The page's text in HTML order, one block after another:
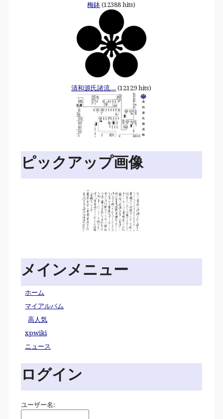
梅鉢 (12388 hits)
清和源氏諸流... (12129 hits)
ピックアップ画像
メインメニュー
ホーム
マイアルバム
高人気
xpwiki
ニュース
ログイン
ユーザー名: